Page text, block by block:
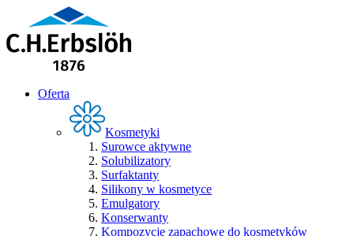
Oferta
Kosmetyki
Surowce aktywne
Solubilizatory
Surfaktanty
Silikony w kosmetyce
Emulgatory
Konserwanty
Kompozycje zapachowe do kosmetyków